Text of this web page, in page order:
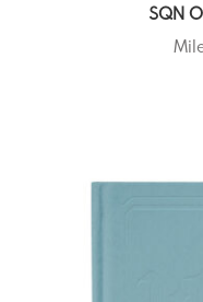
SQN